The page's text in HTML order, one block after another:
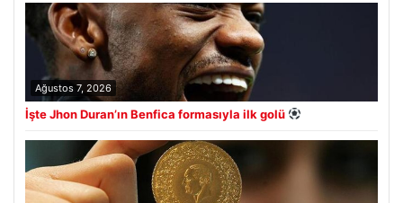
Ağustos 7, 2026
İşte Jhon Duran’ın Benfica formasıyla ilk golü